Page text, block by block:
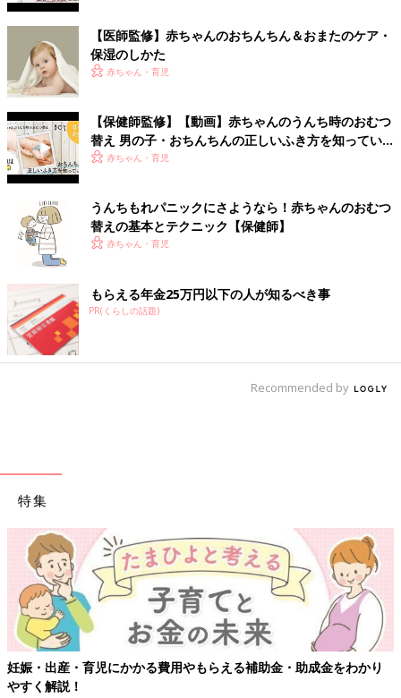
アプリ「まいにちのたまひよ」
妊娠日数・生後日数に合わせて専門家のアドバイスを毎日お届
け。同じ出産月のママ同士で情報交換したり、励ましあったりで
きる「ルーム」や、写真だけでは伝わらない”できごと”を簡単に
クス たまひよ新百科シリーズ)
大人気「新百科シリーズ」の「育児新百科」がリニューアル！
新生児から 3歳
まで、月齢別に毎日の赤ちゃんの成長の様子とマ
マ＆パパができることを徹底紹介。
毎日のお世話を基本からていねいに解説。
新生児期からのお世話も写真でよくわかる！ 月齢別に、体・心
の成長とかかわりかたを掲載。
ワンオペおふろの手順など、ママ・パパの「困った！」を具体的
【医師監修】赤ちゃんのおちんちん＆おまたのケア・
保湿のしかた
赤ちゃん・育児
【保健師監修】【動画】赤ちゃんのうんち時のおむつ
替え 男の子・おちんちんの正しいふき方を知ってい
る？赤ちゃん・育児
うんちもれパニックにさようなら！赤ちゃんのおむつ
替えの基本とテクニック【保健師】
赤ちゃん・育児
もらえる年金25万円以下の人が知るべき事
PR(くらしの話題)
Recommended by
特集
妊娠・出産・育児にかかる費用やもらえる補助金・助成金をわかり
やすく解説！